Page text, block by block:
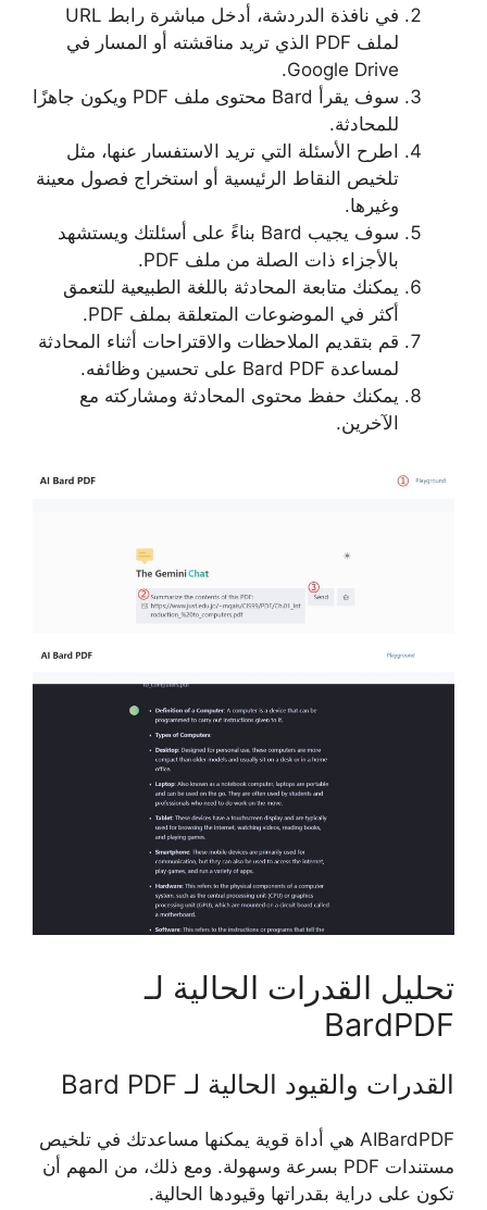
في نافذة الدردشة، أدخل مباشرة رابط URL
لملف PDF الذي تريد مناقشته أو المسار في
Google Drive.
سوف يقرأ Bard محتوى ملف PDF ويكون جاهزًا
للمحادثة.
اطرح الأسئلة التي تريد الاستفسار عنها، مثل
تلخيص النقاط الرئيسية أو استخراج فصول معينة
وغيرها.
سوف يجيب Bard بناءً على أسئلتك ويستشهد
بالأجزاء ذات الصلة من ملف PDF.
يمكنك متابعة المحادثة باللغة الطبيعية للتعمق
أكثر في الموضوعات المتعلقة بملف PDF.
قم بتقديم الملاحظات والاقتراحات أثناء المحادثة
لمساعدة Bard PDF على تحسين وظائفه.
يمكنك حفظ محتوى المحادثة ومشاركته مع
الآخرين.
تحليل القدرات الحالية لـ
BardPDF
القدرات والقيود الحالية لـ Bard PDF
AIBardPDF هي أداة قوية يمكنها مساعدتك في تلخيص
مستندات PDF بسرعة وسهولة. ومع ذلك، من المهم أن
تكون على دراية بقدراتها وقيودها الحالية.